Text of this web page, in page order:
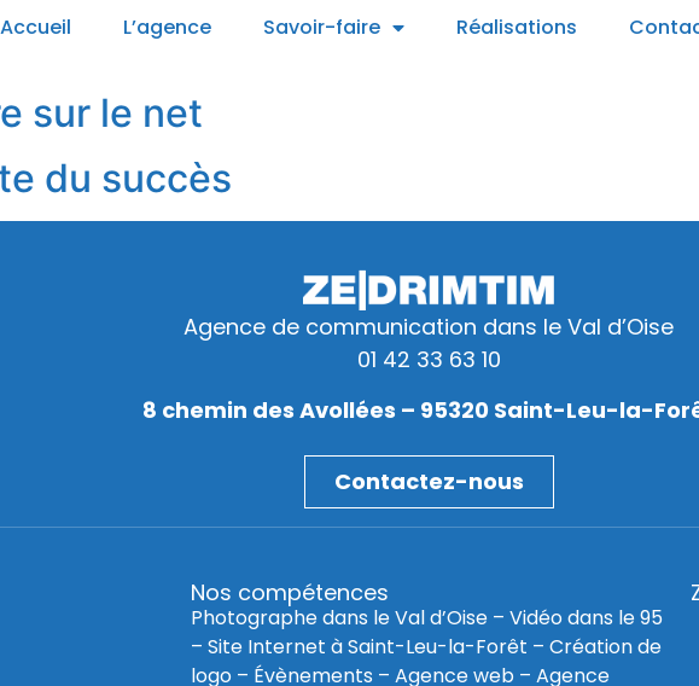
Accueil L’agence Savoir-faire Réalisations
sur le net
du succès
Agence de communication dans le Val d’Oise
01 42 33 63 10
8 chemin des Avollées – 95320 Saint-Leu-la-
Contactez-nous
Nos compétences
Photographe dans le Val d’Oise –Vidéo dans le 95
–Site Internet à Saint-Leu-la-Forêt –Création de
logo – Évènements –Agence web –Agence